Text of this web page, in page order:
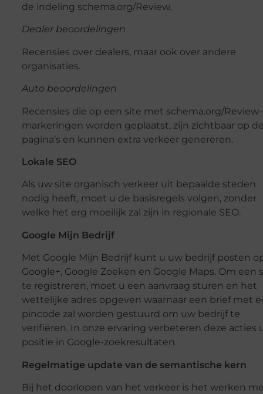
de indeling schema.org/Review.
Dealer beoordelingen
Recensies over dealers, maar ook over andere
organisaties.
Auto beoordelingen
Recensies die op een site met schema.org/Review-
markeringen worden geplaatst, zijn zichtbaar op
pagina’s en kunnen extra verkeer genereren.
Lokale SEO
Als uw site organisch verkeer uit bepaalde steden
nodig heeft, moet u de basisregels volgen, zonder
welke het erg moeilijk zal zijn in regionale SEO.
Google Mijn Bedrijf
Met Google Mijn Bedrijf kunt u uw bedrijf posten
Google+, Google Zoeken en Google Maps. Om een
te registreren, moet u een aanvraag sturen en het
wettelijke adres opgeven waarnaar een brief met
pincode zal worden gestuurd om uw bedrijf te
verifiëren. In onze ervaring verbeteren deze acties
positie in Google-zoekresultaten.
Regelmatige update van de semantische kern
Bij het doorlopen van het verkeer is het werken